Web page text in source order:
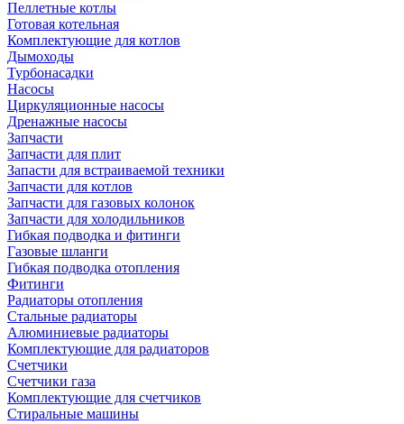
Пеллетные котлы
Готовая котельная
Комплектующие для котлов
Дымоходы
Турбонасадки
Насосы
Циркуляционные насосы
Дренажные насосы
Запчасти
Запчасти для плит
Запасти для встраиваемой техники
Запчасти для котлов
Запчасти для газовых колонок
Запчасти для холодильников
Гибкая подводка и фитинги
Газовые шланги
Гибкая подводка отопления
Фитинги
Радиаторы отопления
Стальные радиаторы
Алюминиевые радиаторы
Комплектующие для радиаторов
Счетчики
Счетчики газа
Комплектующие для счетчиков
Стиральные машины